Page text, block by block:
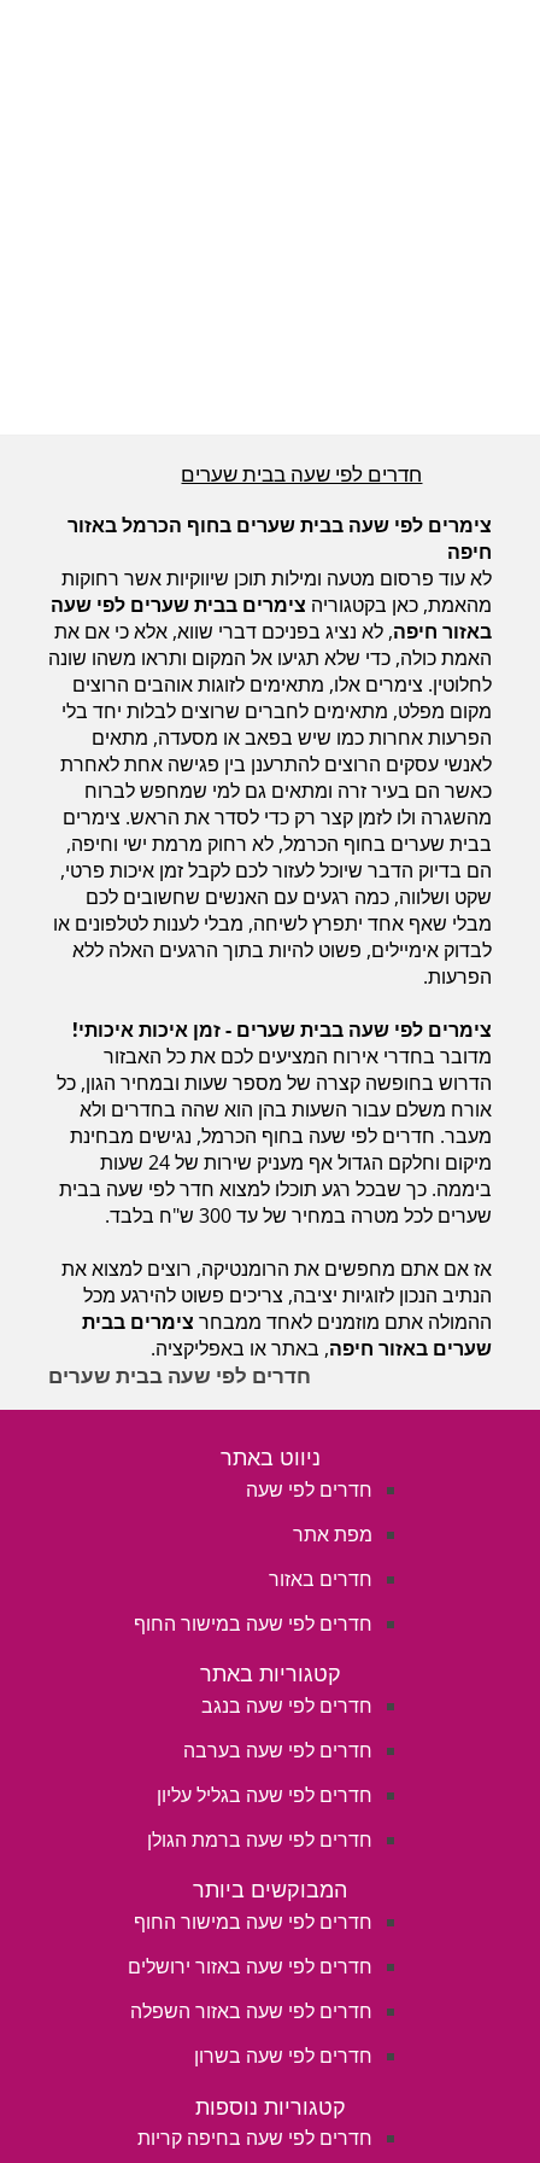
חדרים לפי שעה בחוף הכרמל
חדרים לפי שעה בחיפה קריות
חדרים לפי שעה בכנרת גליל תחתון עמקים
חדרים לפי שעה ברמת הגולן
חדרים לפי שעה בהערבה
חדרים לפי שעה במישור החוף הדרומי
חדרים לפי שעה בבית שערים
צימרים לפי שעה בבית שערים בחוף הכרמל באזור
חיפה
לא עוד פרסום מטעה ומילות תוכן שיווקיות אשר רחוקות
מהאמת, כאן בקטגוריה צימרים בבית שערים לפי שעה
באזור חיפה, לא נציג בפניכם דברי שווא, אלא כי אם את
האמת כולה, כדי שלא תגיעו אל המקום ותראו משהו שונה
לחלוטין. צימרים אלו, מתאימים לזוגות אוהבים הרוצים
מקום מפלט, מתאימים לחברים שרוצים לבלות יחד בלי
הפרעות אחרות כמו שיש בפאב או מסעדה, מתאים
לאנשי עסקים הרוצים להתרענן בין פגישה אחת לאחרת
כאשר הם בעיר זרה ומתאים גם למי שמחפש לברוח
מהשגרה ולו לזמן קצר רק כדי לסדר את הראש. צימרים
בבית שערים בחוף הכרמל, לא רחוק מרמת ישי וחיפה,
הם בדיוק הדבר שיוכל לעזור לכם לקבל זמן איכות פרטי,
שקט ושלווה, כמה רגעים עם האנשים שחשובים לכם
מבלי שאף אחד יתפרץ לשיחה, מבלי לענות לטלפונים או
לבדוק אימיילים, פשוט להיות בתוך הרגעים האלה ללא
הפרעות.
צימרים לפי שעה בבית שערים - זמן איכות איכותי!
מדובר בחדרי אירוח המציעים לכם את כל האבזור
הדרוש בחופשה קצרה של מספר שעות ובמחיר הגון, כל
אורח משלם עבור השעות בהן הוא שהה בחדרים ולא
מעבר. חדרים לפי שעה בחוף הכרמל, נגישים מבחינת
מיקום וחלקם הגדול אף מעניק שירות של 24 שעות
ביממה. כך שבכל רגע תוכלו למצוא חדר לפי שעה בבית
שערים לכל מטרה במחיר של עד 300 ש"ח בלבד.
אז אם אתם מחפשים את הרומנטיקה, רוצים למצוא את
הנתיב הנכון לזוגיות יציבה, צריכים פשוט להירגע מכל
ההמולה אתם מוזמנים לאחד ממבחר צימרים בבית
שערים באזור חיפה, באתר או באפליקציה.
חדרים לפי שעה בבית שערים
ניווט באתר
חדרים לפי שעה
מפת אתר
חדרים באזור
חדרים לפי שעה במישור החוף
קטגוריות באתר
חדרים לפי שעה בנגב
חדרים לפי שעה בערבה
חדרים לפי שעה בגליל עליון
חדרים לפי שעה ברמת הגולן
המבוקשים ביותר
חדרים לפי שעה במישור החוף
חדרים לפי שעה באזור ירושלים
חדרים לפי שעה באזור השפלה
חדרים לפי שעה בשרון
קטגוריות נוספות
חדרים לפי שעה בחיפה קריות